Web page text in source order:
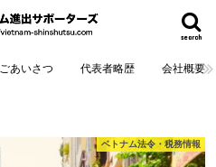
search
ごあいさつ 代表者略歴 会社概要
ベトナム法令・税務情報